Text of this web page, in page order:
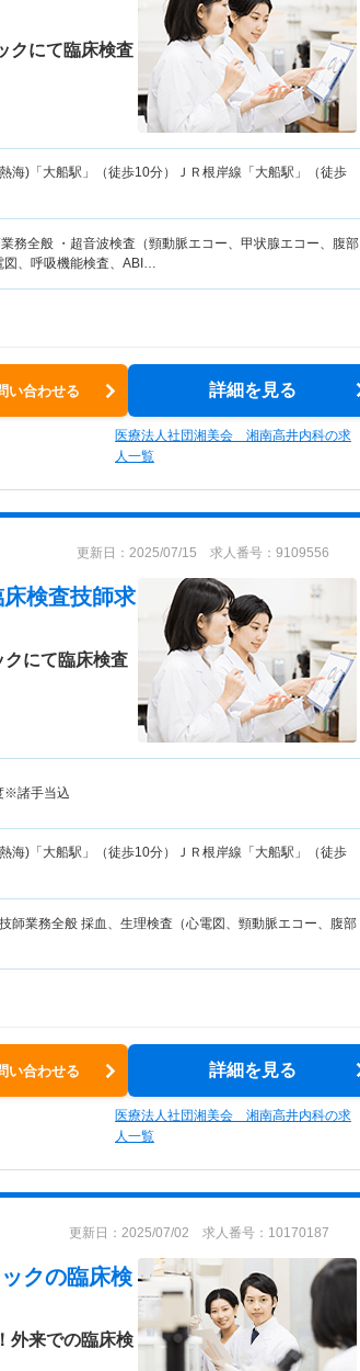
クにて臨床検査
海)「大船駅」（徒歩10分）ＪＲ根岸線「大船駅」（徒歩
務全般 ・超音波検査（頸動脈エコー、甲状腺エコー、腹部
図、呼吸機能検査、ABI…
い合わせる 詳細を見る
医療法人社団湘美会 湘南高井内科の求
人一覧
更新日：2025/07/15 求人番号：9109556
検査技師求
クにて臨床検査
※諸手当込
海)「大船駅」（徒歩10分）ＪＲ根岸線「大船駅」（徒歩
師業務全般 採血、生理検査（心電図、頸動脈エコー、腹部
い合わせる 詳細を見る
医療法人社団湘美会 湘南高井内科の求
人一覧
更新日：2025/07/02 求人番号：10170187
クの臨床検
外来での臨床検